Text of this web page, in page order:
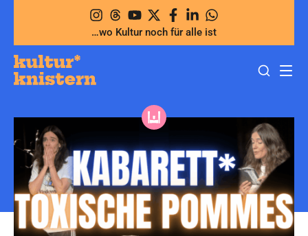
springen
…wo Kultur noch für alle ist